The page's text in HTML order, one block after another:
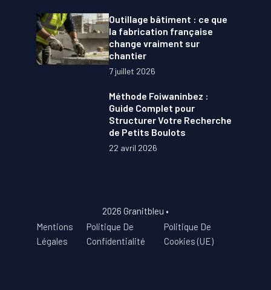
Outillage bâtiment : ce que
la fabrication française
change vraiment sur
chantier
7 juillet 2026
Méthode Foiwaninbez :
Guide Complet pour
Structurer Votre Recherche
de Petits Boulots
22 avril 2026
2026 Granitbleu •
Mentions
Légales
Politique De
Confidentialité
Politique De
Cookies (UE)